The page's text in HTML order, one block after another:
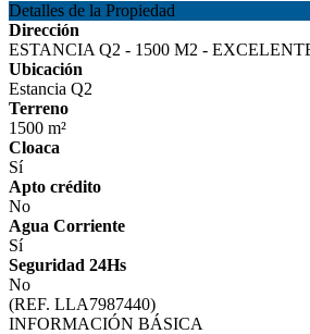
Detalles de la Propiedad
Dirección
ESTANCIA Q2 - 1500 M2 -
Ubicación
Estancia Q2
Terreno
1500 m²
Cloaca
Sí
Apto crédito
No
Agua Corriente
Sí
Seguridad 24Hs
No
(REF. LLA7987440)
INFORMACIÓN BÁSICA